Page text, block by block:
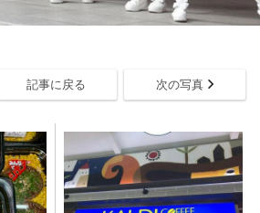
記事に戻る 次の写真